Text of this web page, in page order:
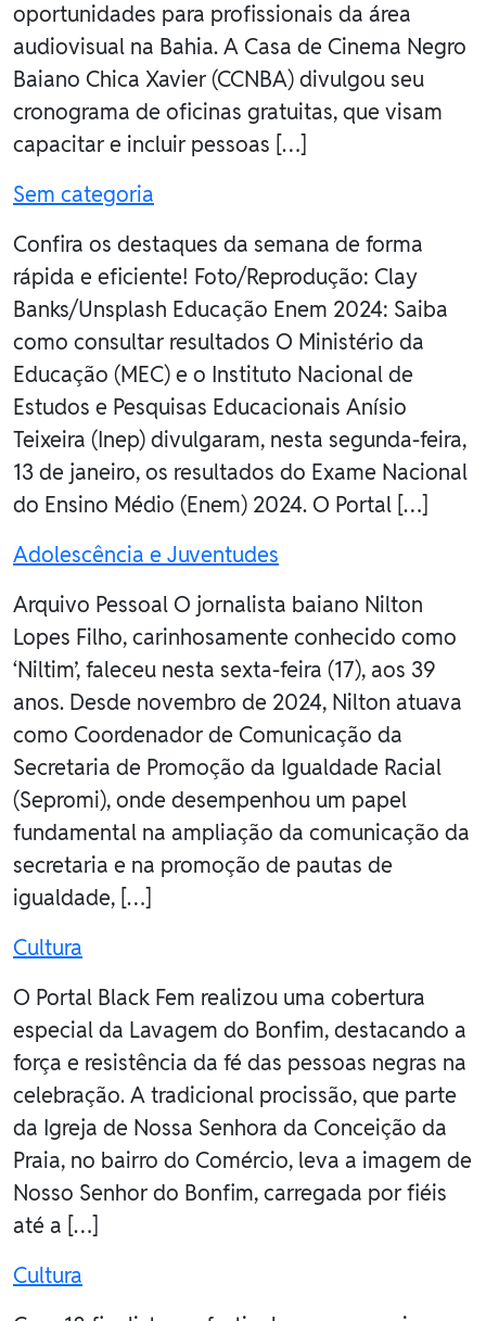
oportunidades para profissionais da área
audiovisual na Bahia. A Casa de Cinema Negro
Baiano Chica Xavier (CCNBA) divulgou seu
cronograma de oficinas gratuitas, que visam
capacitar e incluir pessoas […]
Sem categoria
Confira os destaques da semana de forma
rápida e eficiente! Foto/Reprodução: Clay
Banks/Unsplash Educação Enem 2024: Saiba
como consultar resultados O Ministério da
Educação (MEC) e o Instituto Nacional de
Estudos e Pesquisas Educacionais Anísio
Teixeira (Inep) divulgaram, nesta segunda-feira,
13 de janeiro, os resultados do Exame Nacional
do Ensino Médio (Enem) 2024. O Portal […]
Adolescência e Juventudes
Arquivo Pessoal O jornalista baiano Nilton
Lopes Filho, carinhosamente conhecido como
‘Niltim’, faleceu nesta sexta-feira (17), aos 39
anos. Desde novembro de 2024, Nilton atuava
como Coordenador de Comunicação da
Secretaria de Promoção da Igualdade Racial
(Sepromi), onde desempenhou um papel
fundamental na ampliação da comunicação da
secretaria e na promoção de pautas de
igualdade, […]
Cultura
O Portal Black Fem realizou uma cobertura
especial da Lavagem do Bonfim, destacando a
força e resistência da fé das pessoas negras na
celebração. A tradicional procissão, que parte
da Igreja de Nossa Senhora da Conceição da
Praia, no bairro do Comércio, leva a imagem de
Nosso Senhor do Bonfim, carregada por fiéis
até a […]
Cultura